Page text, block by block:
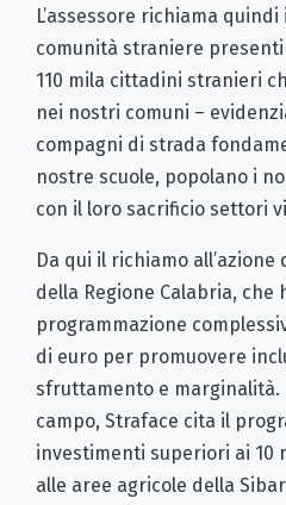
L’assessore richiama
comunità straniere
110 mila cittadini stranieri
nei nostri comuni –
compagni di strada
nostre scuole, popolano i
con il loro sacrificio settori
Da qui il richiamo
della Regione Calabria, che
programmazione
di euro per promuovere
sfruttamento e marginalità.
campo, Straface cita il
investimenti superiori ai 10
alle aree agricole della